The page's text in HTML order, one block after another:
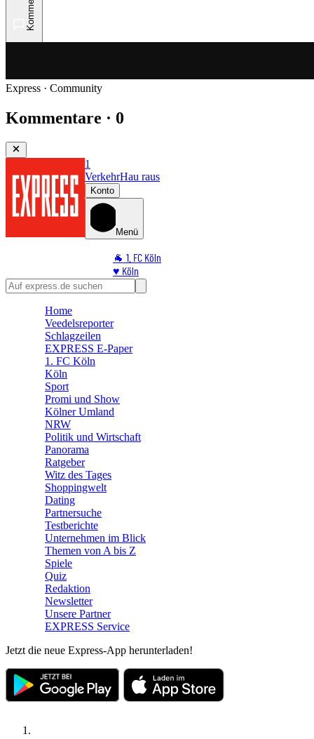
Express · Community
Kommentare · 0
1
VerkehrHau raus
Konto
Menü
🐐 1. FC Köln
♥️ Köln
⭐ Promi
🛒 Shoppingwelt
Home
Veedelsreporter
Schlagzeilen
EXPRESS E-Paper
1. FC Köln
Köln
Sport
Promi und Show
Kölner Umland
NRW
Politik und Wirtschaft
Panorama
Ratgeber
Witz des Tages
Shoppingwelt
Dating
Partnersuche
Testberichte
Unternehmen im Blick
Themen von A bis Z
Spiele
Quiz
Redaktion
Newsletter
Unsere Partner
EXPRESS Service
Jetzt die neue Express-App herunterladen!